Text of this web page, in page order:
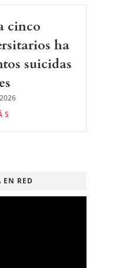
cinco
ha
suicidas
EN RED